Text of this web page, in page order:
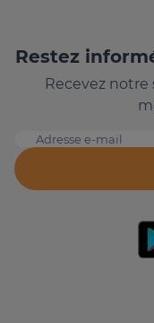
Restez
Recevez
Adresse e-mail